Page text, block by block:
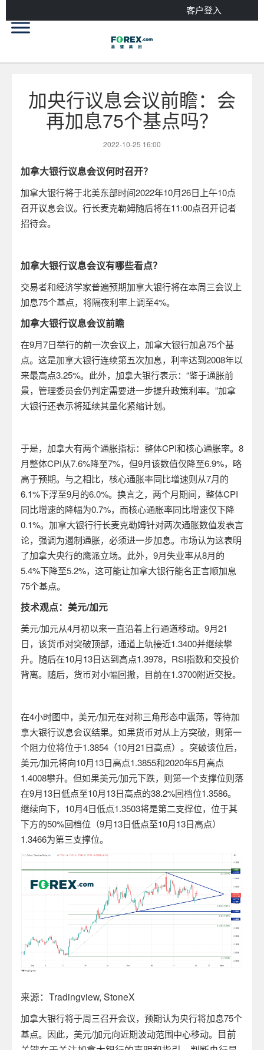
客户登入
加央行议息会议前瞻：会
再加息75个基点吗？
2022-10-25 16:00
加拿大银行议息会议何时召开？
加拿大银行将于北美东部时间2022年10月26日上午10点
召开议息会议。行长麦克勒姆随后将在11:00点召开记者
招待会。
加拿大银行议息会议有哪些看点？
交易者和经济学家普遍预期加拿大银行将在本周三会议上
加息75个基点，将隔夜利率上调至4%。
加拿大银行议息会议前瞻
在9月7日举行的前一次会议上，加拿大银行加息75个基
点。这是加拿大银行连续第五次加息，利率达到2008年以
来最高点3.25%。此外，加拿大银行表示：“鉴于通胀前
景，管理委员会仍判定需要进一步提升政策利率。”加拿
大银行还表示将延续其量化紧缩计划。
于是，加拿大有两个通胀指标：整体CPI和核心通胀率。 8
月整体CPI从7.6%降至7%，但9月该数值仅降至6.9%，略
高于预期。与之相比，核心通胀率同比增速则从7月的
6.1%下浮至9月的6.0%。换言之，两个月期间，整体CPI
同比增速的降幅为0.7%，而核心通胀率同比增速仅下降
0.1%。加拿大银行行长麦克勒姆针对两次通胀数值发表言
论，强调为遏制通胀，必须进一步加息。市场认为这表明
了加拿大央行的鹰派立场。此外， 9月失业率从8月的
5.4%下降至5.2%，这可能让加拿大银行能名正言顺加息
75个基点。
技术观点：美元/加元
美元/加元从4月初以来一直沿着上行通道移动。 9月21
日，该货币对突破顶部，通道上轨接近1.3400并继续攀
升。随后在10月13日达到高点1.3978， RSI指数和交投价
背离。随后，货币对小幅回撤，目前在1.3700附近交投。
在4小时图中，美元/加元在对称三角形态中震荡，等待加
拿大银行议息会议结果。如果货币对从上方突破，则第一
个阻力位将位于1.3854 （10月21日高点）。突破该位后，
美元/加元将向10月13日高点1.3855和2020年5月高点
1.4008攀升。但如果美元/加元下跌，则第一个支撑位则落
在9月13日低点至10月13日高点的38.2%回档位1.3586。
继续向下， 10月4日低点1.3503将是第二支撑位，位于其
下方的50%回档位（9月13日低点至10月13日高点）
1.3466为第三支撑位。
来源： Tradingview, StoneX
加拿大银行将于周三召开会议，预期认为央行将加息75个
基点。因此，美元/加元向近期波动范围中心移动。 目前